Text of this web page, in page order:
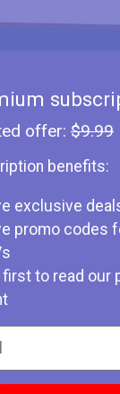
offer: $9.99
benefits:
exclusive
promo codes
first to read our